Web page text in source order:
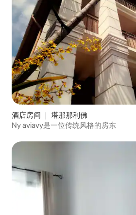
酒店房间 ｜ 塔那那利佛
Ny aviavy是一位传统风格的房东